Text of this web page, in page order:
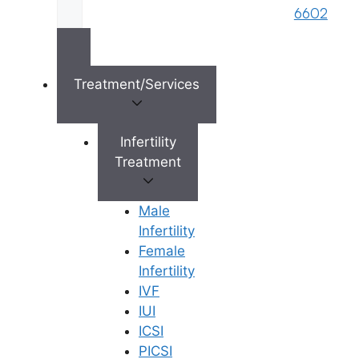
Treatment/Services
Infertility
Treatment
Male
Infertility
Female
Infertility
IVF
IUI
ICSI
PICSI
6602
అండోత్పత్తి సమయంలో ఎండోమెట్రియల్
మందం పెరుగుతూనే ఉంటుంది.
ఈస్ట్రోజెన్ స్థాయిలు అత్యధికంగా
ముందు, ఈ పొర గరిష్ట మందానికి
చేరుకుంటుంది.
దశ ముగిసిన తర్వాత, ఫోలికల్స్ పగిలి
‘కార్పస్ లూటియమ్’‌గా మారతాయి. ఇది
ప్రొజెస్టెరాన్ అనే హార్మోన్‌ను ఉత్పత్తి
చేస్తుంది. ఆ సమయంలో,
ఎండోమెట్రియల్ మందం దాదాపు స్థిరంగా
ఉంటుంది లేదా కొద్దిగా పెరగవచ్చు.
ఒకవేళ గర్భం దాల్చనట్లయితే, ఈ పొర
క్రమంగా పలుచబడుతుంది.